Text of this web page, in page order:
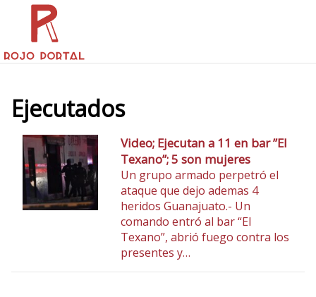
Ejecutados
Video; Ejecutan a 11 en bar ”El
Texano”; 5 son mujeres
Un grupo armado perpetró el
ataque que dejo ademas 4
heridos Guanajuato.- Un
comando entró al bar “El
Texano”, abrió fuego contra los
presentes y…